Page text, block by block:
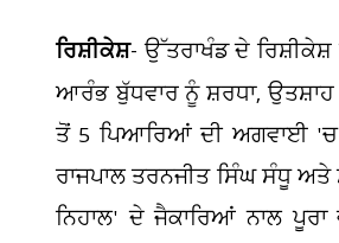
ਰਿਸ਼ੀਕੇਸ਼- ਉੱਤਰਾਖੰਡ ਦੇ ਰਿਸ਼ੀਕੇਸ਼
ਆਰੰਭ ਬੁੱਧਵਾਰ ਨੂੰ ਸ਼ਰਧਾ,
ਤੋਂ 5 ਪਿਆਰਿਆਂ ਦੀ ਅਗਵਾਈ 'ਚ
ਰਾਜਪਾਲ ਤਰਨਜੀਤ ਸਿੰਘ ਸੰਧੂ
ਨਿਹਾਲ' ਦੇ ਜੈਕਾਰਿਆਂ ਨਾਲ